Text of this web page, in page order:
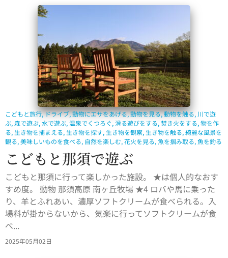
こどもと旅行,ドライブ,動物にエサをあげる,動物を見る,動物を触る, 川で遊
ぶ,森で遊ぶ,水で遊ぶ,温泉でくつろぐ,滑る遊びをする,焚き火をする,物を作
る,生き物を捕まえる,生き物を探す,生き物を観察,生き物を触る,綺麗な風景を
観る,美味しいものを食べる, 自然を楽しむ,花火を見る,魚を掴み取る,魚を釣る
こどもと那須で遊ぶ
こどもと那須に行って楽しかった施設。 ★は個人的なおす
すめ度。 動物 那須高原 南ヶ丘牧場 ★4 ロバや馬に乗った
り、羊とふれあい、濃厚ソフトクリームが食べられる。入
場料が掛からないから、気楽に行ってソフトクリームが食
べ...
2025年05月02日